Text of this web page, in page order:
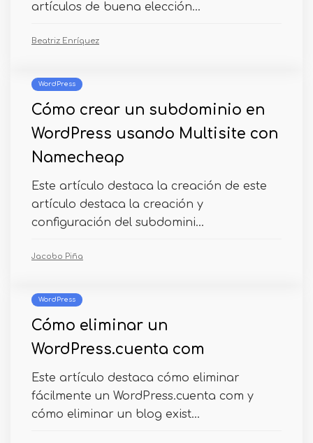
artículos de buena elección...
Beatriz Enríquez
WordPress
Cómo crear un subdominio en
WordPress usando Multisite con
Namecheap
Este artículo destaca la creación de este
artículo destaca la creación y
configuración del subdomini...
Jacobo Piña
WordPress
Cómo eliminar un
WordPress.cuenta com
Este artículo destaca cómo eliminar
fácilmente un WordPress.cuenta com y
cómo eliminar un blog exist...